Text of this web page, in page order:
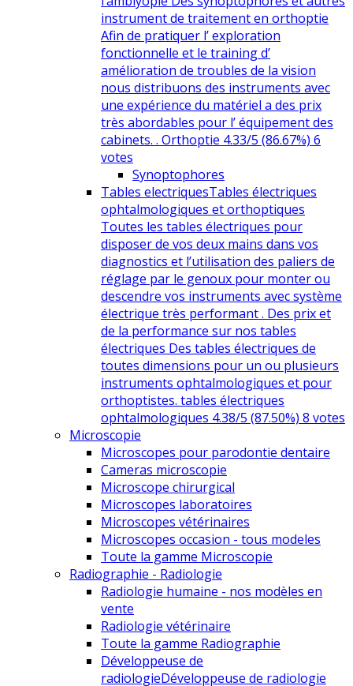
instrument de traitement en orthoptie
Afin de pratiquer l’ exploration
fonctionnelle et le training d’
amélioration de troubles de la vision
nous distribuons des instruments avec
une expérience du matériel a des prix
très abordables pour l’ équipement des
cabinets. . Orthoptie 4.33/5 (86.67%) 6
votes
Synoptophores
Tables electriquesTables électriques
ophtalmologiques et orthoptiques
Toutes les tables électriques pour
disposer de vos deux mains dans vos
diagnostics et l’utilisation des paliers de
réglage par le genoux pour monter ou
descendre vos instruments avec système
électrique très performant . Des prix et
de la performance sur nos tables
électriques Des tables électriques de
toutes dimensions pour un ou plusieurs
instruments ophtalmologiques et pour
orthoptistes. tables électriques
ophtalmologiques 4.38/5 (87.50%) 8 votes
Microscopie
Microscopes pour parodontie dentaire
Cameras microscopie
Microscope chirurgical
Microscopes laboratoires
Microscopes vétérinaires
Microscopes occasion - tous modeles
Toute la gamme Microscopie
Radiographie - Radiologie
Radiologie humaine - nos modèles en
vente
Radiologie vétérinaire
Toute la gamme Radiographie
Développeuse de
radiologieDéveloppeuse de radiologie